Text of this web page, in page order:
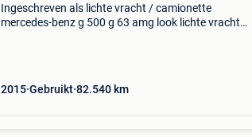
Ingeschreven als lichte vracht / camionette
mercedes-benz g 500 g 63 amg look lichte vracht
2015 Gebruikt 82.540 km